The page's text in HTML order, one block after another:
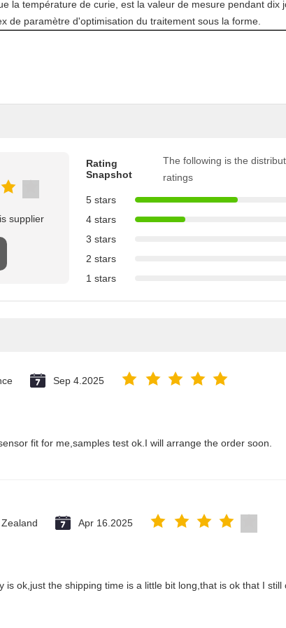
la température de curie, est la valeur de mesure pendant dix
de paramètre d'optimisation du traitement sous la forme.
supplier
Rating
Snapshot
The following is the
ratings
5 stars
4 stars
3 stars
2 stars
1 stars
Sep 4.2025
fit for me,samples test ok.I will arrange the order soon.
Apr 16.2025
is ok,just the shipping time is a little bit long,that is ok that I still